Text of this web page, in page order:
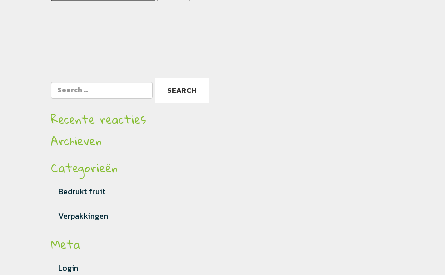
Recente reacties
Archieven
Categorieën
Bedrukt fruit
Verpakkingen
Meta
Login